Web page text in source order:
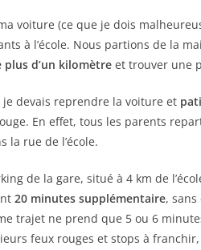
voiture (ce que je dois
à l’école. Nous partions de la
d’un kilomètre et trouver une
devais reprendre la voiture et
En effet, tous les parents
la rue de l’école.
de la gare, situé à 4 km de
20 minutes supplémentaire,
trajet ne prend que 5 ou 6
feux rouges et stops à